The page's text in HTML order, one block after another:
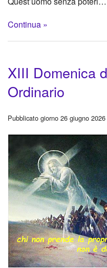
Continua »
XIII Domenica
Ordinario
Pubblicato giorno 26 giugno